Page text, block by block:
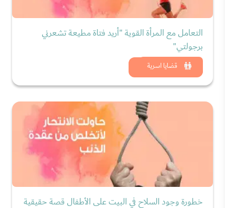
قضايا اسرية
التعامل مع المرأة القوية "أريد فتاة مطيعة تشعرني
برجولتي"
شاهد الان
خطورة وجود السلاح في البيت على الأطفال قصة حقيقية